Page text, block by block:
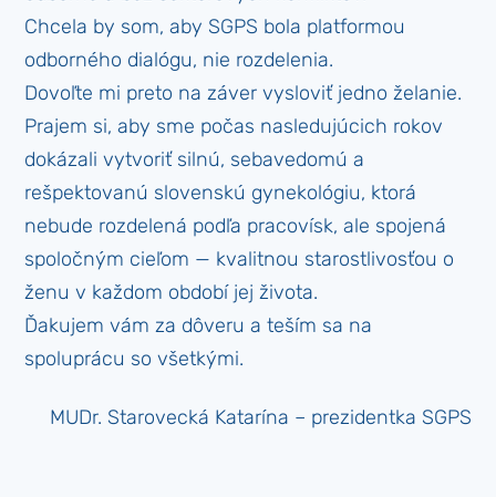
Chcela by som, aby SGPS bola platformou
odborného dialógu, nie rozdelenia.
Dovoľte mi preto na záver vysloviť jedno želanie.
Prajem si, aby sme počas nasledujúcich rokov
dokázali vytvoriť silnú, sebavedomú a
rešpektovanú slovenskú gynekológiu, ktorá
nebude rozdelená podľa pracovísk, ale spojená
spoločným cieľom — kvalitnou starostlivosťou o
ženu v každom období jej života.
Ďakujem vám za dôveru a teším sa na
spoluprácu so všetkými.
MUDr. Starovecká Katarína – prezidentka SGPS